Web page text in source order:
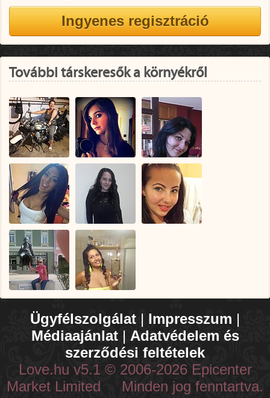
További társkeresők a környékről
Ügyfélszolgálat | Impresszum |
Médiaajánlat| Adatvédelem és
szerződési feltételek
Love.hu v5.1 © 2006-2026 Epicenter
Market Limited Minden jog fenntartva.